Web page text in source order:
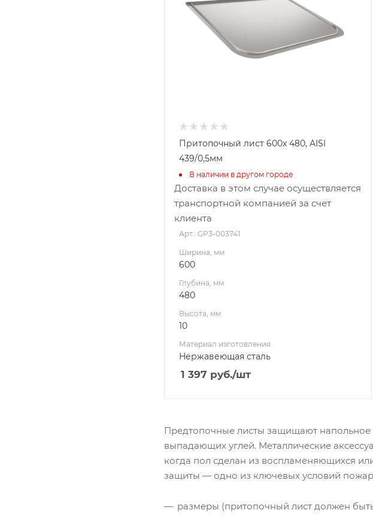
10
Материал изготовления
Нержавеющая сталь
Производитель
Притопочный лист 600х 480, AISI
439/0,5мм
В наличии в другом городе
Доставка в этом случае осуществляется
транспортной компанией за счет
клиента
Арт.: GP3-003741
Ширина, мм
600
Глубина, мм
480
Высота, мм
10
Материал изготовления
Нержавеющая сталь
1 397 руб./шт
Предтопочные листы защищают напольное
выпадающих углей. Металлические
когда пол сделан из воспламеняющихся
защиты — одно из ключевых условий
размеры (притопочный лист должен